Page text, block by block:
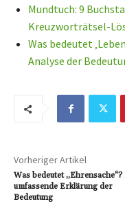
Mundtuch: 9
Kreuzworträtsel-
Was bedeutet
Analyse der
Vorheriger Artikel
Was bedeutet „Ehrensache“?
umfassende Erklärung der
Bedeutung